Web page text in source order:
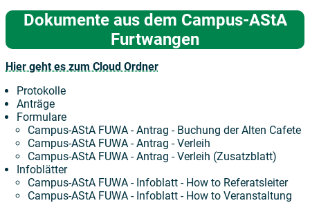
Dokumente aus dem Campus-AStA
Furtwangen
Hier geht es zum Cloud Ordner
Protokolle
Anträge
Formulare
Campus-AStA FUWA - Antrag - Buchung der Alten Cafete
Campus-AStA FUWA - Antrag - Verleih
Campus-AStA FUWA - Antrag - Verleih (Zusatzblatt)
Infoblätter
Campus-AStA FUWA - Infoblatt - How to Referatsleiter
Campus-AStA FUWA - Infoblatt - How to Veranstaltung